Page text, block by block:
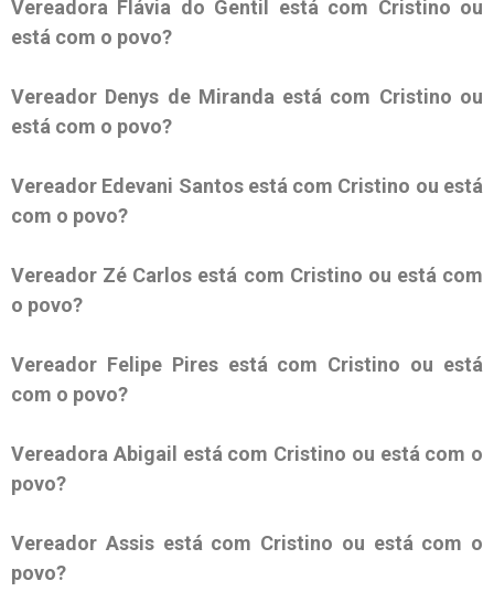
Vereadora Flávia do Gentil está com Cristino ou
está com o povo?
Vereador Denys de Miranda está com Cristino ou
está com o povo?
Vereador Edevani Santos está com Cristino ou está
com o povo?
Vereador Zé Carlos está com Cristino ou está com
o povo?
Vereador Felipe Pires está com Cristino ou está
com o povo?
Vereadora Abigail está com Cristino ou está com o
povo?
Vereador Assis está com Cristino ou está com o
povo?